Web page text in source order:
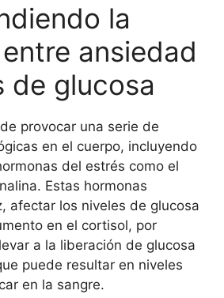
la
ansiedad
de glucosa
provocar una serie de
en el cuerpo, incluyendo
del estrés como el
Estas hormonas
afectar los niveles de glucosa
en el cortisol, por
a la liberación de glucosa
puede resultar en niveles
en la sangre.